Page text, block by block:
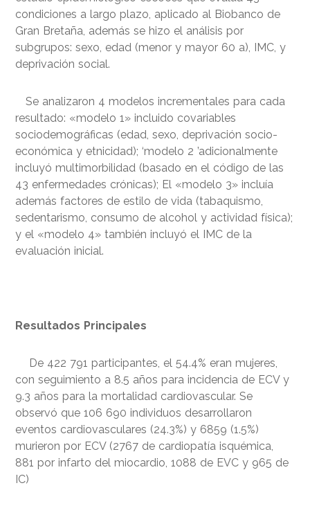
condiciones a largo plazo, aplicado al Biobanco de
Gran Bretaña, además se hizo el análisis por
subgrupos: sexo, edad (menor y mayor 60 a), IMC, y
deprivación social.
Se analizaron 4 modelos incrementales para cada
resultado: «modelo 1» incluido covariables
sociodemográficas (edad, sexo, deprivación socio-
económica y etnicidad); ‘modelo 2 ’adicionalmente
incluyó multimorbilidad (basado en el código de las
43 enfermedades crónicas); El «modelo 3» incluía
además factores de estilo de vida (tabaquismo,
sedentarismo, consumo de alcohol y actividad física);
y el «modelo 4» también incluyó el IMC de la
evaluación inicial.
Resultados Principales
De 422 791 participantes, el 54.4% eran mujeres,
con seguimiento a 8.5 años para incidencia de ECV y
9.3 años para la mortalidad cardiovascular. Se
observó que 106 690 individuos desarrollaron
eventos cardiovasculares (24.3%) y 6859 (1.5%)
murieron por ECV (2767 de cardiopatía isquémica,
881 por infarto del miocardio, 1088 de EVC y 965 de
IC)